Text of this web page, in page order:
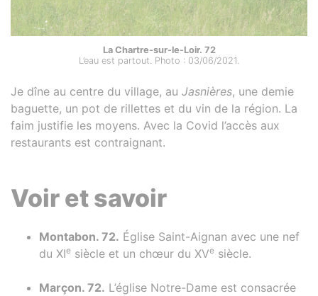
La Chartre-sur-le-Loir. 72
L’eau est partout. Photo : 03/06/2021.
Je dîne au centre du village, au Jasnières, une demie
baguette, un pot de rillettes et du vin de la région. La
faim justifie les moyens. Avec la Covid l’accès aux
restaurants est contraignant.
Voir et savoir
Montabon. 72. Église Saint-Aignan avec une nef
du XIe siècle et un chœur du XVe siècle.
Marçon. 72. L’église Notre-Dame est consacrée